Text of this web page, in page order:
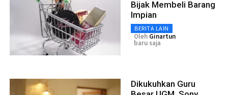
Bijak Membeli Barang
Impian
BERITA LAIN
Oleh Ginartun
baru saja
Dikukuhkan Guru